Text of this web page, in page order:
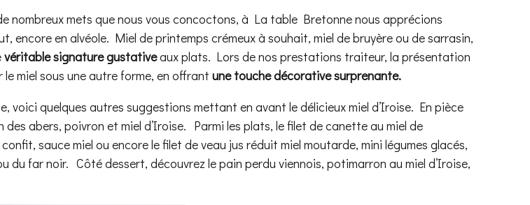
nombreux mets que nous vous concoctons, à La table Bretonne nous apprécions
encore en alvéole. Miel de printemps crémeux à souhait, miel de bruyère ou de sarrasin,
véritable signature gustativeaux plats. Lors de nos prestations traiteur, la présentation
miel sous une autre forme, en offrant une touche décorative surprenante.
voici quelques autres suggestions mettant en avant le délicieux miel d’Iroise. En pièce
abers, poivron et miel d’Iroise. Parmi les plats, le filet de canette au miel de
sauce miel ou encore le filet de veau jus réduit miel moutarde, mini légumes glacés,
du far noir. Côté dessert, découvrez le pain perdu viennois, potimarron au miel d’Iroise,